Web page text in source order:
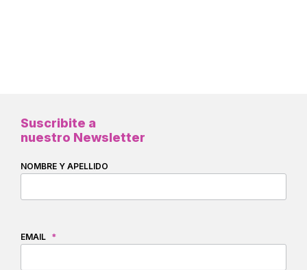
Suscribite a
nuestro Newsletter
NOMBRE Y APELLIDO
EMAIL *